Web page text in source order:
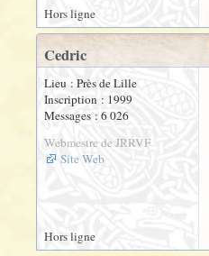
Hors ligne
Cedric
Lieu : Près de Lille
Inscription : 1999
Messages : 6 026
Webmestre de JRRVF
Site Web
Hors ligne